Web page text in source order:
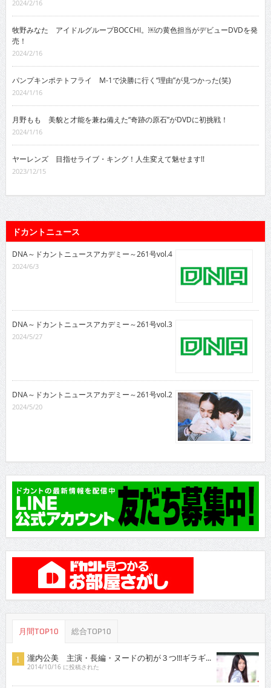
2024/2/16
牧野みなた アイドルグループBOCCHI。￼の黄色担当がデビューDVDを発
売！
2024/2/16
パンプキンポテトフライ M-1で決勝に行く“理由”が見つかった(笑)
2024/1/16
月野もも 美貌と才能を兼ね備えた“奇跡の原石”がDVDに初挑戦！
2024/1/16
ヤーレンズ 目指せライブ・キング！人生変えて魅せます!!
2023/12/15
ドカントニュース
DNA～ドカントニュースアカデミー～261号vol.4
2024/6/3
DNA～ドカントニュースアカデミー～261号vol.3
2024/5/27
DNA～ドカントニュースアカデミー～261号vol.2
2024/5/20
月間TOP10 総合TOP10
瀧内公美 主演・長編・ヌードの初が３つ!!!ギラギ...
2014/10/16 に投稿された